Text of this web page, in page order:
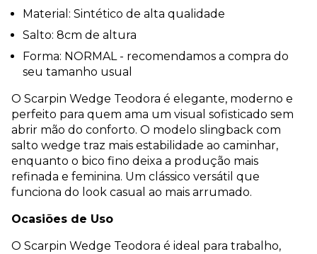
Material: Sintético de alta qualidade
Salto: 8cm de altura
Forma: NORMAL - recomendamos a compra do
seu tamanho usual
O Scarpin Wedge Teodora é elegante, moderno e
perfeito para quem ama um visual sofisticado sem
abrir mão do conforto. O modelo slingback com
salto wedge traz mais estabilidade ao caminhar,
enquanto o bico fino deixa a produção mais
refinada e feminina. Um clássico versátil que
funciona do look casual ao mais arrumado.
Ocasiões de Uso
O Scarpin Wedge Teodora é ideal para trabalho,